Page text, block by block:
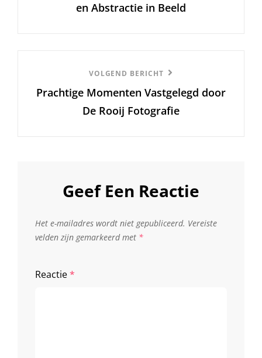
en Abstractie in Beeld
Bericht
VOLGEND BERICHT
Prachtige Momenten Vastgelegd door
De Rooij Fotografie
Geef Een Reactie
Het e-mailadres wordt niet gepubliceerd. Vereiste
velden zijn gemarkeerd met *
Reactie*